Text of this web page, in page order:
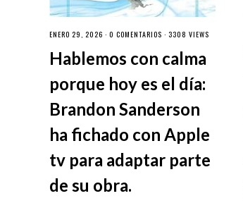
ENERO 29, 2026 · 0 COMENTARIOS · 3308 VIEWS
Hablemos con calma
porque hoy es el día:
Brandon Sanderson
ha fichado con Apple
tv para adaptar parte
de su obra.